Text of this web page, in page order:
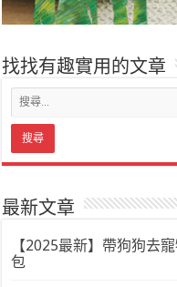
找找有趣實用的文章
最新文章
【2025最新】帶狗狗去
包